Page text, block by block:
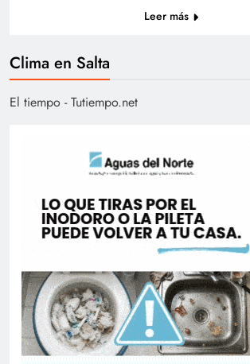
Leer más
Clima en Salta
El tiempo - Tutiempo.net